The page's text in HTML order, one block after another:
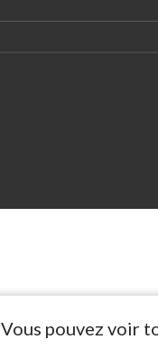
Vous pouvez voir